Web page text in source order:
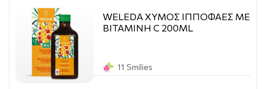
WELEDA ΧΥΜΟΣ ΙΠΠΟΦΑΕΣ ΜΕ
ΒΙΤΑΜΙΝΗ C 200ML
11 Smilies